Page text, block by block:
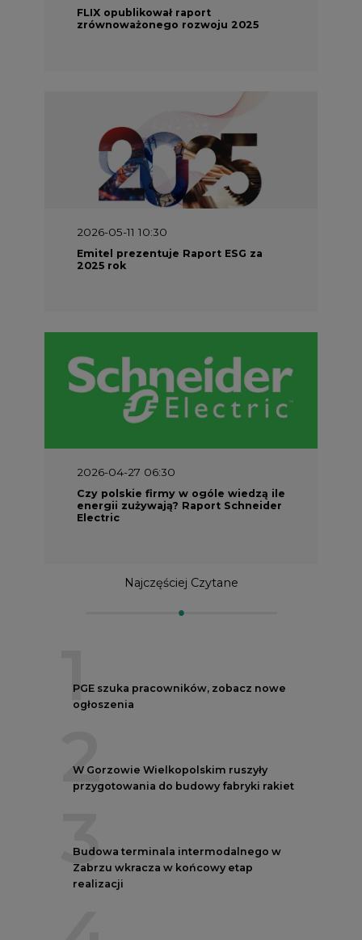
FLIX opublikował raport
zrównoważonego rozwoju 2025
2026-05-11 10:30
Emitel prezentuje Raport ESG za
2025 rok
2026-04-27 06:30
Czy polskie firmy w ogóle wiedzą ile
energii zużywają? Raport Schneider
Electric
Najczęściej Czytane
1
PGE szuka pracowników, zobacz nowe
ogłoszenia
2
W Gorzowie Wielkopolskim ruszyły
przygotowania do budowy fabryki rakiet
3
Budowa terminala intermodalnego w
Zabrzu wkracza w końcowy etap
realizacji